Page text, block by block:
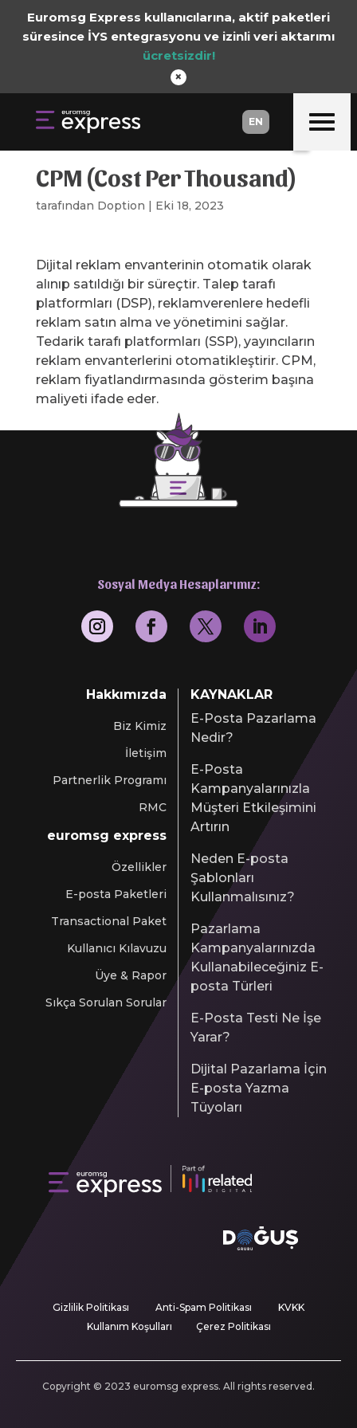
Euromsg Express kullanıcılarına, aktif paketleri
süresince İYS entegrasyonu ve izinli veri aktarımı
ücretsizdir!
×
EN
EN
CPM (Cost Per Thousand)
tarafından Doption | Eki 18, 2023
Dijital reklam envanterinin otomatik olarak
alınıp satıldığı bir süreçtir. Talep tarafı
platformları (DSP), reklamverenlere hedefli
reklam satın alma ve yönetimini sağlar.
Tedarik tarafı platformları (SSP), yayıncıların
reklam envanterlerini otomatikleştirir. CPM,
reklam fiyatlandırmasında gösterim başına
maliyeti ifade eder.
Hakkımızda
Biz Kimiz
İletişim
Partnerlik Programı
RMC
euromsg express
Özellikler
E-posta Paketleri
Transactional Paket
Kullanıcı Kılavuzu
Üye & Rapor
Sıkça Sorulan Sorular
Sosyal Medya Hesaplarımız:
KAYNAKLAR
E-Posta Pazarlama
Nedir?
E-Posta
Kampanyalarınızla
Müşteri Etkileşimini
Artırın
Neden E-posta
Şablonları
Kullanmalısınız?
Pazarlama
Kampanyalarınızda
Kullanabileceğiniz E-
posta Türleri
E-Posta Testi Ne İşe
Yarar?
Dijital Pazarlama İçin
E-posta Yazma
Tüyoları
Gizlilik Politikası Anti-Spam Politikası
KVKK
Kullanım Koşulları
Çerez Politikası
Copyright © 2023 euromsg express. All rights reserved.